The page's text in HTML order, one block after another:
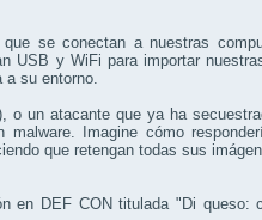
se conectan a nuestras
USB y WiFi para importar
su entorno.
o un atacante que ya ha
Imagine cómo
que retengan todas sus
en DEF CON titulada "Di queso: